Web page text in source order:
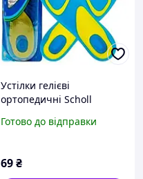
Устілки гелієві
ортопедичні Scholl
42-46 озмір
Готово до відправки
69₴